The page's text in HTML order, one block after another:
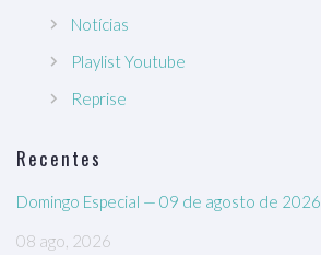
Notícias
Playlist Youtube
Reprise
Recentes
Domingo Especial — 09 de agosto de 2026
08 ago, 2026